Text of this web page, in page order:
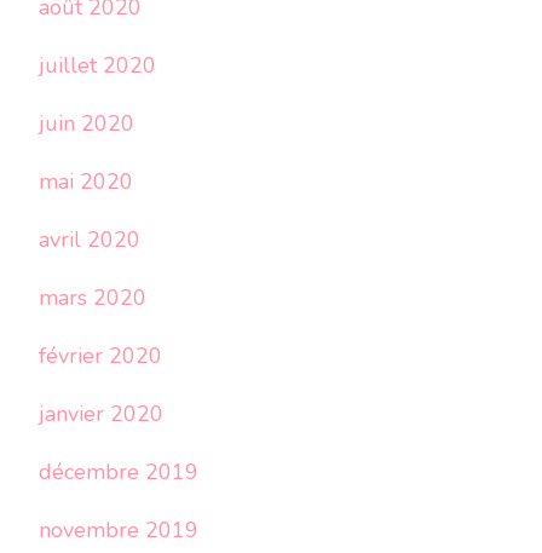
août 2020
juillet 2020
juin 2020
mai 2020
avril 2020
mars 2020
février 2020
janvier 2020
décembre 2019
novembre 2019